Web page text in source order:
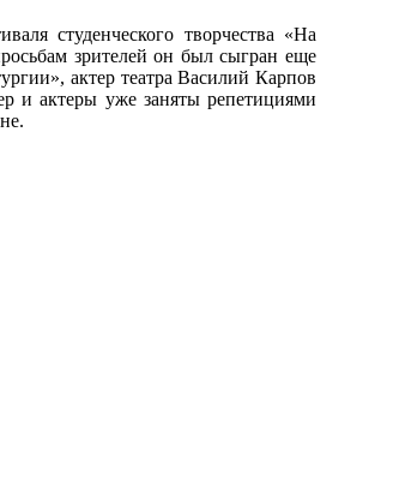
студенческого творчества «На
зрителей он был сыгран еще
актер театра Василий Карпов
и актеры уже заняты репетициями